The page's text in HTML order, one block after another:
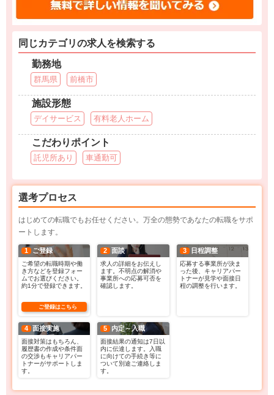
同じカテゴリの求人を検索する
勤務地
群馬県 前橋市
施設形態
デイサービス 有料老人ホーム
こだわりポイント
託児所あり 車通勤可
選考プロセス
はじめての転職でもお任せください。万全の態勢であなたの転職をサポ
ートします。
1 ご登録
ご希望の転職時期や働
き方などを登録フォー
ムでお選びください。
約1分で登録できます。
ご登録はこちら
2 面談
求人の詳細をお伝えし
ます。不明点の解消や
事業所への応募可否を
確認します。
3 日程調整
応募する事業所が決ま
った後、キャリアパー
トナーが見学や面接日
程の調整を行います。
4 面接実施
面接対策はもちろん、
履歴書の作成や条件面
の交渉もキャリアパー
トナーがサポートしま
す。
5 内定～入職
面接結果の通知は7日以
内に伝達します。入職
に向けての手続き等に
ついて別途ご連絡しま
す。